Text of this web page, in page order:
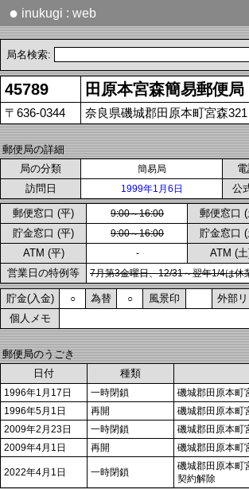
● inukugi : web
局名検索:
45789 田原本宮森簡易郵便
〒636-0344 奈良県磯城郡田原本町宮森321
郵便局の詳細
局の分類
簡易局
訪問日
1999年1月6日 公
郵便窓口 (平) 9:00～16:00 郵便窓口
貯金窓口 (平) 9:00～16:00 貯金窓口
ATM (平) - ATM (
営業日の特例等 7月第3金曜日、12/31～翌年1/4は休
貯金(入金) ○ 為替 ○ 風景印 外部
個人メモ
郵便局のうごき
日付
種類
1996年1月17日 一時閉鎖
磯城郡田原本町
1996年5月1日
再開
磯城郡田原本町
2009年2月23日
一時閉鎖
磯城郡田原本町
2009年4月1日
再開 磯城郡田原本町
2022年4月1日 一時閉鎖
磯城郡田原本町
契約解除